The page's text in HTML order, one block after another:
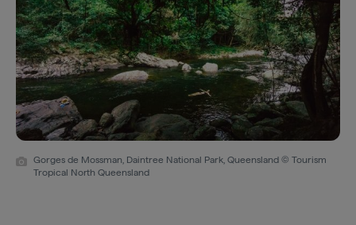
Gorges de Mossman, Daintree National Park, Queensland © Tourism
Tropical North Queensland